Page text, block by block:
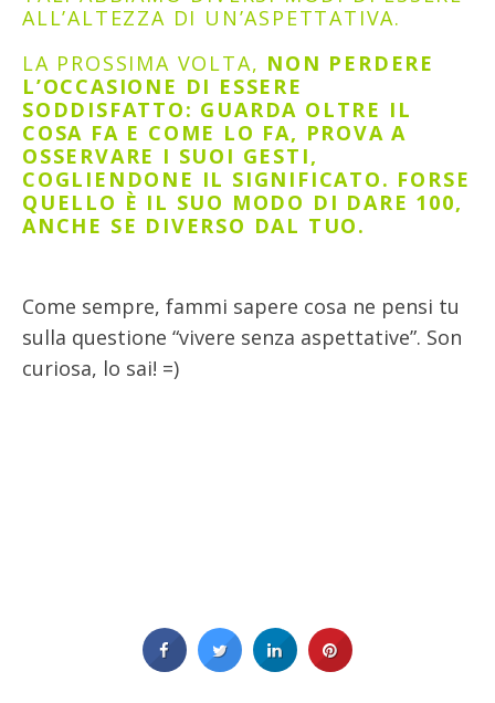
ALL’ALTEZZA DI UN’ASPETTATIVA.
LA PROSSIMA VOLTA, NON PERDERE
L’OCCASIONE DI ESSERE
SODDISFATTO: GUARDA OLTRE IL
COSA FA E COME LO FA, PROVA A
OSSERVARE I SUOI GESTI,
COGLIENDONE IL SIGNIFICATO. FORSE
QUELLO È IL SUO MODO DI DARE 100,
ANCHE SE DIVERSO DAL TUO.
Come sempre, fammi sapere cosa ne pensi tu
sulla questione “vivere senza aspettative”. Son
curiosa, lo sai! =)